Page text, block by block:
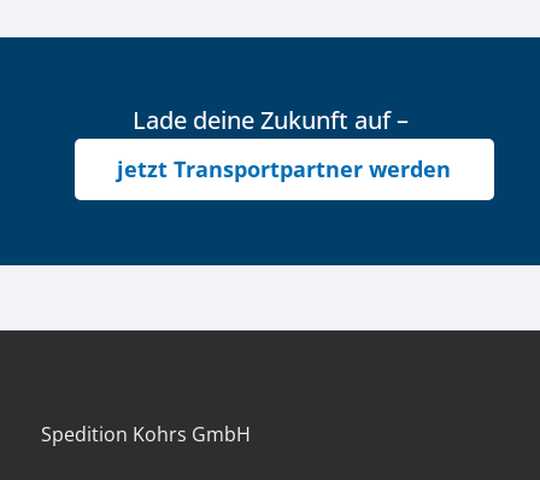
Lade deine Zukunft auf –
jetzt Transportpartner werden
Spedition Kohrs GmbH